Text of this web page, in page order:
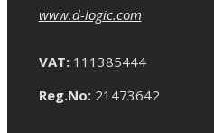
www.d-logic.com
VAT:111385444
Reg.No:21473642